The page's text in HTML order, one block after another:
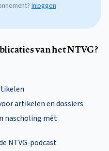
Inloggen
van het NTVG?
artikelen en dossiers
nascholing mét
NTVG-podcast